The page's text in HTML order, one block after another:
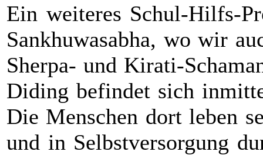
Ein weiteres Schul-Hilfs-
Sankhuwasabha, wo wir
Sherpa- und Kirati-
Diding befindet sich
Die Menschen dort leben
und in Selbstversorgung